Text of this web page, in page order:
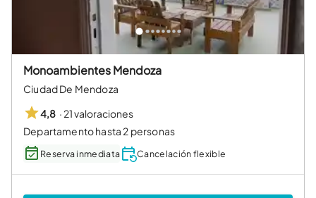
Monoambientes Mendoza
Ciudad De Mendoza
4,8 · 21 valoraciones
Departamento hasta 2 personas
Reserva inmediata Cancelación flexible